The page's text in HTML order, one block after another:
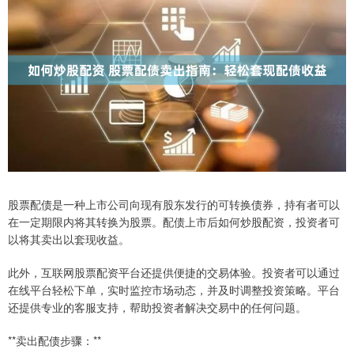
股票配债是一种上市公司向现有股东发行的可转换债券，持有者可以
在一定期限内将其转换为股票。配债上市后如何炒股配资，投资者可
以将其卖出以套现收益。
此外，互联网股票配资平台还提供便捷的交易体验。投资者可以通过
在线平台轻松下单，实时监控市场动态，并及时调整投资策略。平台
还提供专业的客服支持，帮助投资者解决交易中的任何问题。
**卖出配债步骤：**